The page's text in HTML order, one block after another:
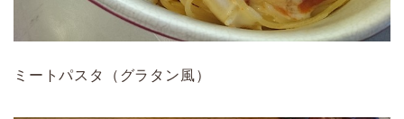
ミートパスタ（グラタン風）